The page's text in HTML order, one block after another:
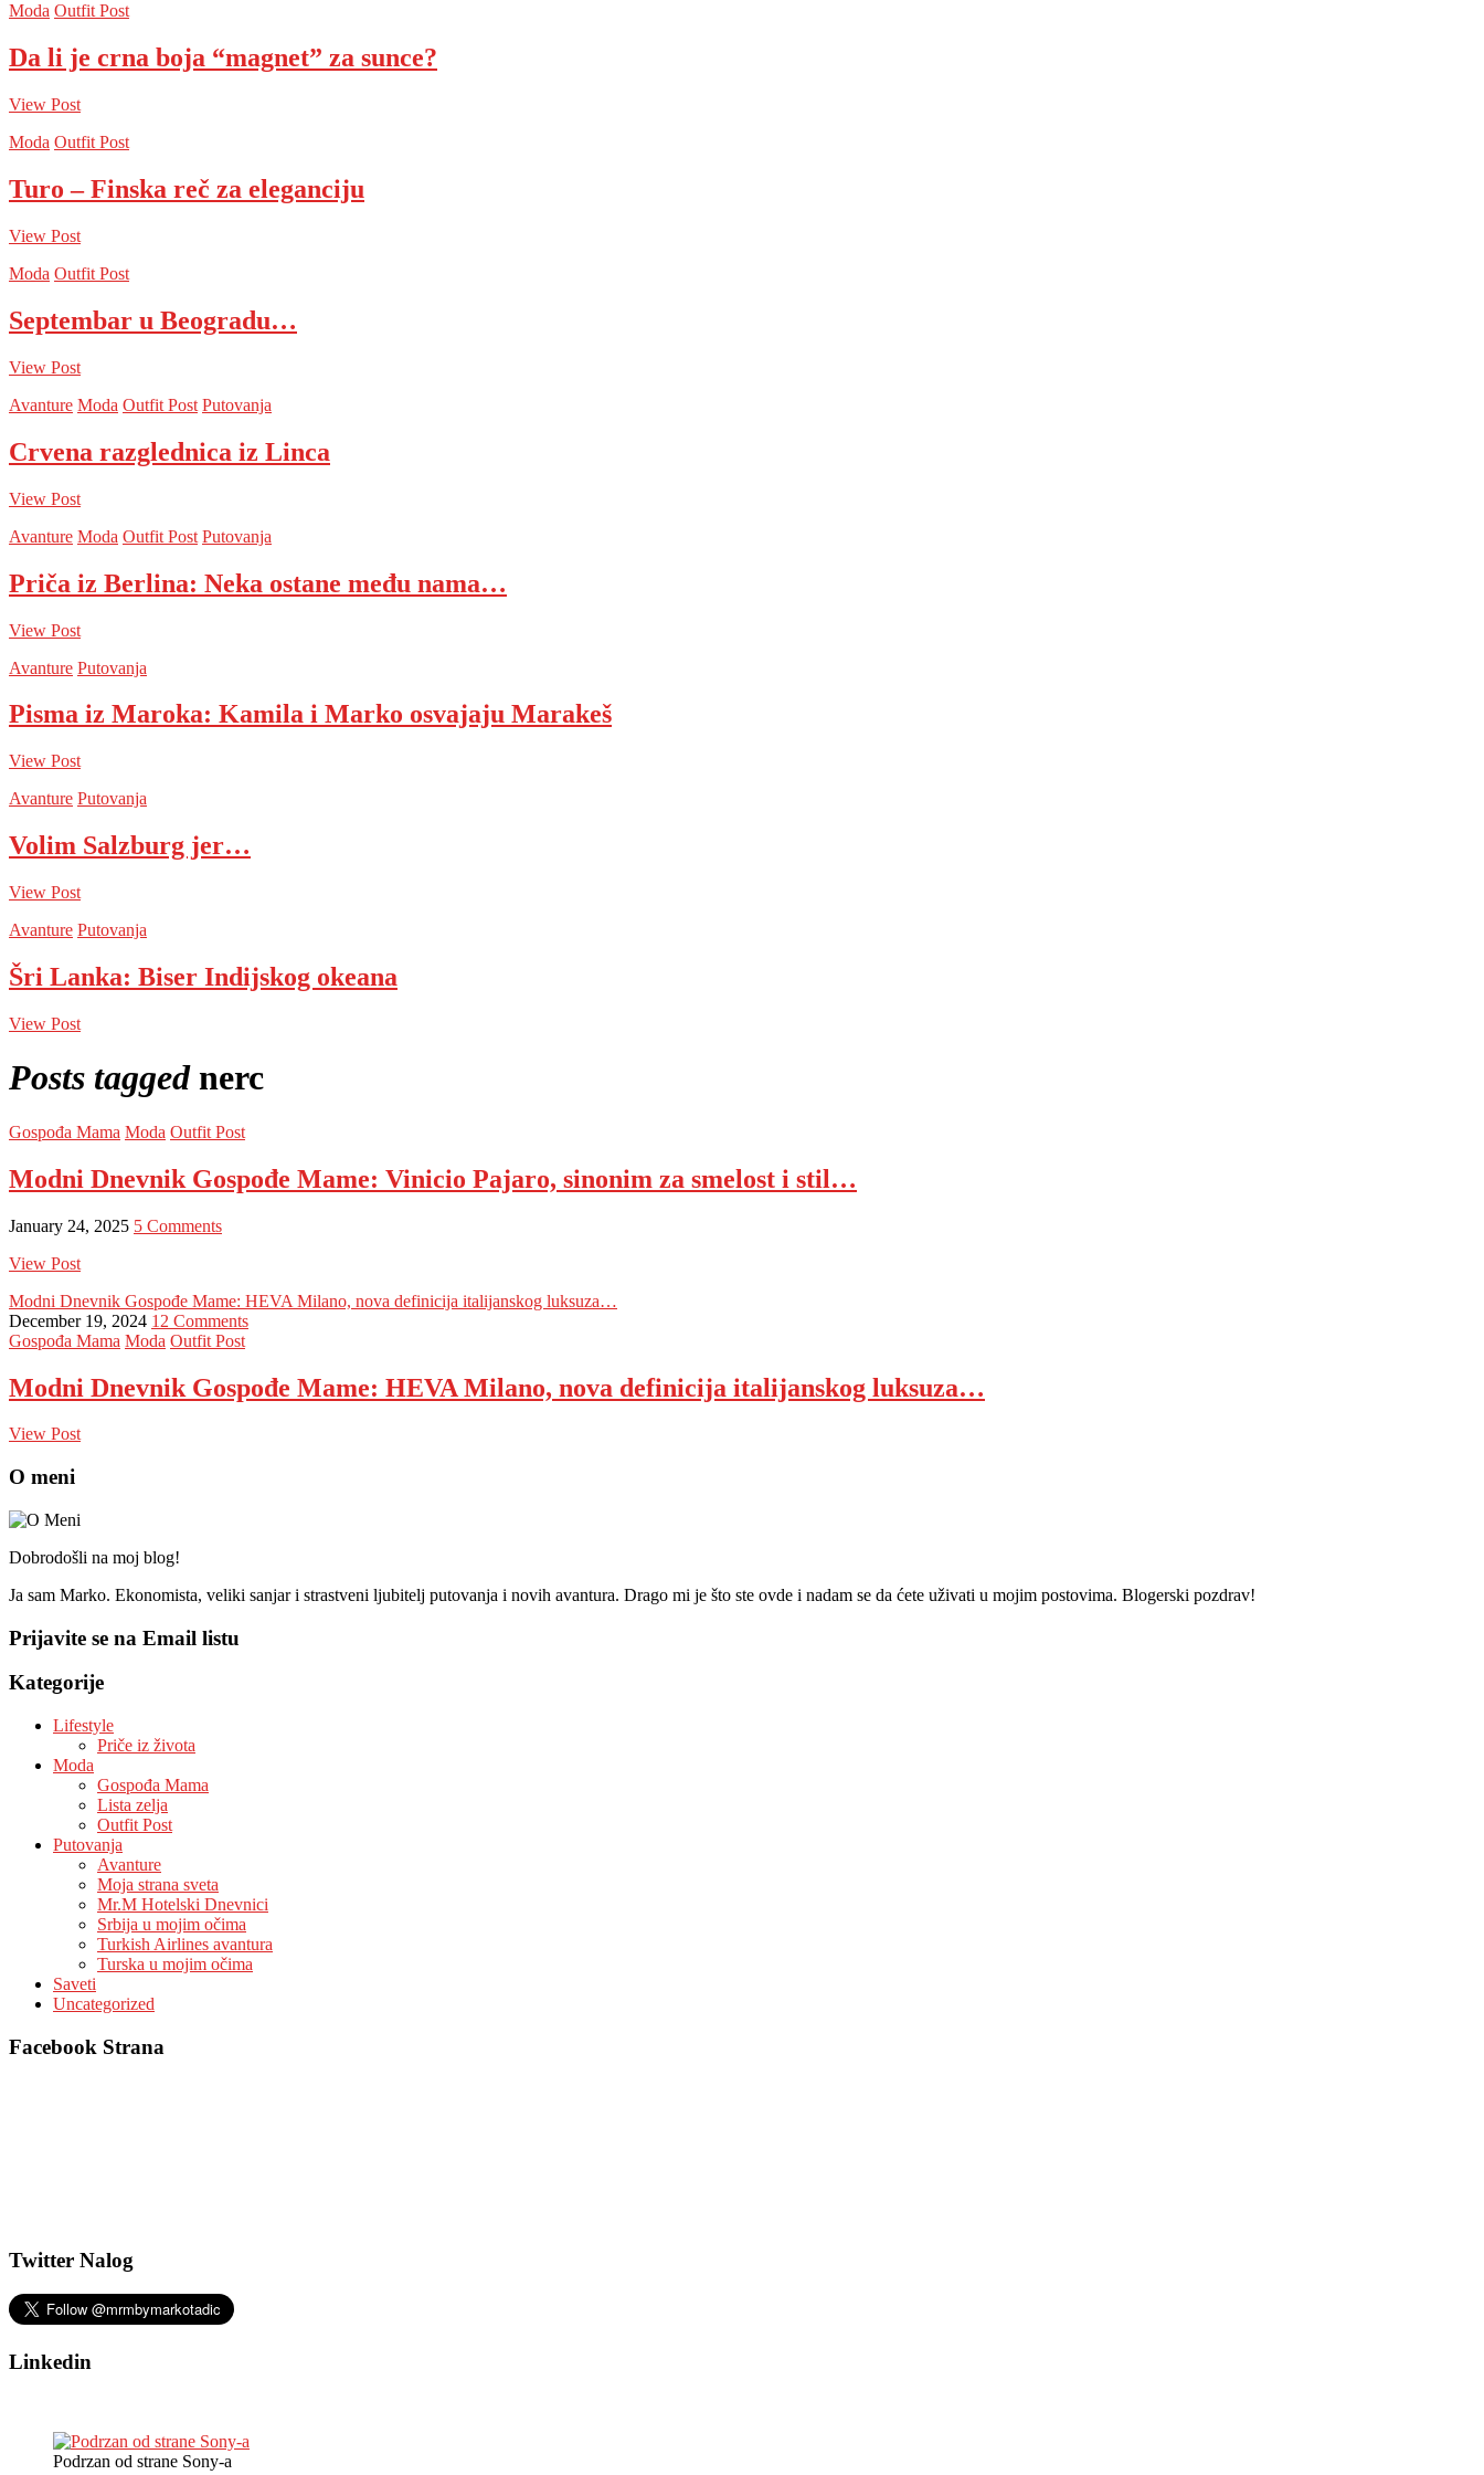
Moda Outfit Post
Da li je crna boja “magnet” za sunce?
View Post
Moda Outfit Post
Turo – Finska reč za eleganciju
View Post
Moda Outfit Post
Septembar u Beogradu…
View Post
Avanture Moda Outfit Post Putovanja
Crvena razglednica iz Linca
View Post
Avanture Moda Outfit Post Putovanja
Priča iz Berlina: Neka ostane među nama…
View Post
Avanture Putovanja
Pisma iz Maroka: Kamila i Marko osvajaju Marakeš
View Post
Avanture Putovanja
Volim Salzburg jer…
View Post
Avanture Putovanja
Šri Lanka: Biser Indijskog okeana
View Post
Posts tagged nerc
Gospođa Mama Moda Outfit Post
Modni Dnevnik Gospođe Mame: Vinicio Pajaro, sinonim za smelost i stil…
January 24, 2025 5 Comments
View Post
Modni Dnevnik Gospođe Mame: HEVA Milano, nova definicija italijanskog luksuza…
December 19, 2024 12 Comments
Gospođa Mama Moda Outfit Post
Modni Dnevnik Gospođe Mame: HEVA Milano, nova definicija italijanskog luksuza…
View Post
O meni
Dobrodošli na moj blog!
Ja sam Marko. Ekonomista, veliki sanjar i strastveni ljubitelj putovanja i novih avantura. Drago mi je što ste ovde i nadam se da ćete uživati u mojim postovima. Blogerski pozdrav!
Prijavite se na Email listu
Kategorije
Lifestyle
Priče iz života
Moda
Gospođa Mama
Lista zelja
Outfit Post
Putovanja
Avanture
Moja strana sveta
Mr.M Hotelski Dnevnici
Srbija u mojim očima
Turkish Airlines avantura
Turska u mojim očima
Saveti
Uncategorized
Facebook Strana
Twitter Nalog
Linkedin
Podrzan od strane Sony-a